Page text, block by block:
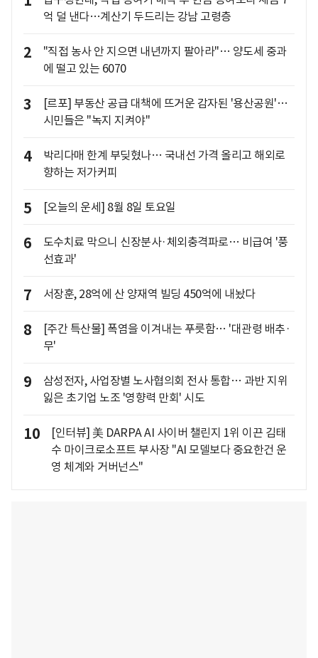
억 덜 낸다…계산기 두드리는 강남 고령층
2
"직접 농사 안 지으면 내년까지 팔아라"… 양도세 중과
에 떨고 있는 6070
3
[르포] 부동산 공급 대책에 뜨거운 감자된 '용산공원'…
시민들은 "녹지 지켜야"
4
박리다매 한계 부딪혔나… 국내선 가격 올리고 해외로
향하는 저가커피
5 [오늘의 운세] 8월 8일 토요일
6
도수치료 막으니 신장분사·체외충격파로… 비급여 '풍
선효과'
7 서장훈, 28억에 산 양재역 빌딩 450억에 내놨다
8
[주간 특산물] 폭염을 이겨내는 푸릇함… '대관령 배추·
무'
9
삼성전자, 사업장별 노사협의회 전사 통합… 과반 지위
잃은 초기업 노조 '영향력 만회' 시도
10
[인터뷰] 美 DARPA AI 사이버 챌린지 1위 이끈 김태
수 마이크로소프트 부사장 "AI 모델보다 중요한건 운
영 체계와 거버넌스"